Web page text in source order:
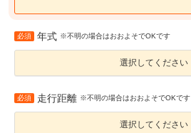
必須 年式 ※不明の場合はおおよそでOKです
選択してください
必須 走行距離 ※不明の場合はおおよそでOKです
選択してください